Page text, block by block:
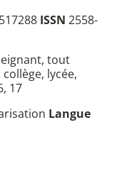
ISSN 2558-
tout
collège, lycée,
17
Langue